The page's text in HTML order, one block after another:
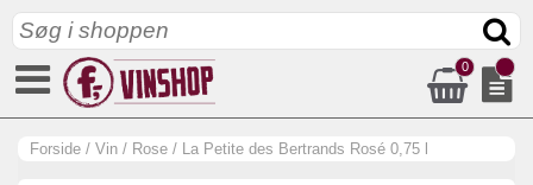
0
Forside / Vin / Rose / La Petite des Bertrands Rosé 0,75 l